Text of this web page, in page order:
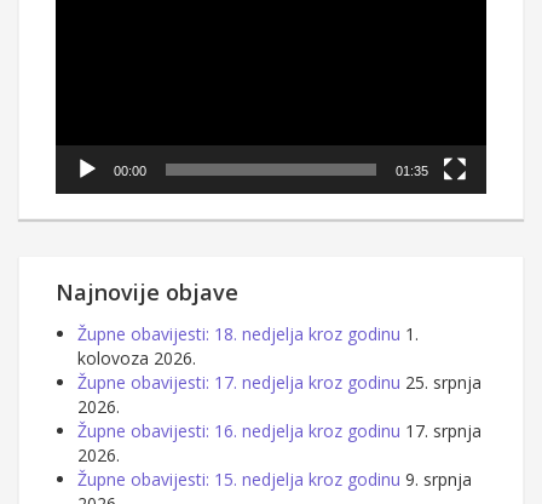
00:00 01:35
Najnovije objave
Župne obavijesti: 18. nedjelja kroz godinu 1.
kolovoza 2026.
Župne obavijesti: 17. nedjelja kroz godinu 25. srpnja
2026.
Župne obavijesti: 16. nedjelja kroz godinu 17. srpnja
2026.
Župne obavijesti: 15. nedjelja kroz godinu 9. srpnja